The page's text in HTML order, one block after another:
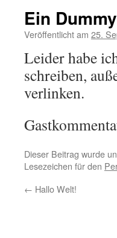
Ein
Veröffentlicht am 25.
Leider habe
schreiben,
verlinken.
Dieser Beitrag wurde
Lesezeichen für den
← Hallo Welt!